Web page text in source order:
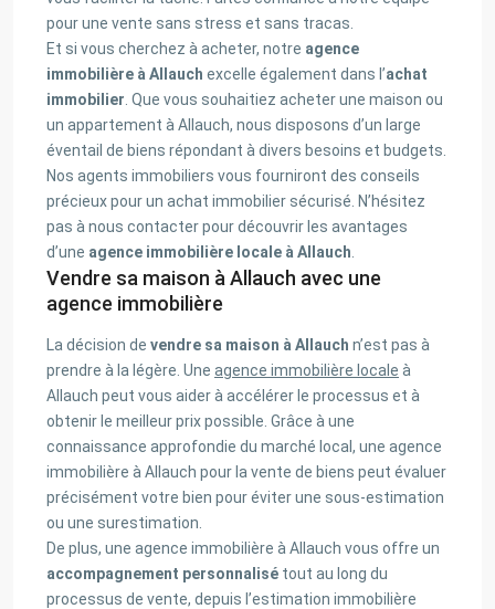
pour une vente sans stress et sans tracas.
Et si vous cherchez à acheter, notre agence
immobilière à Allauch excelle également dans l’achat
immobilier . Que vous souhaitiez acheter une maison ou
un appartement à Allauch, nous disposons d’un large
éventail de biens répondant à divers besoins et budgets.
Nos agents immobiliers vous fourniront des conseils
précieux pour un achat immobilier sécurisé. N’hésitez
pas à nous contacter pour découvrir les avantages
d’une agence immobilière locale à Allauch
Vendre sa maison à Allauch avec une
agence immobilière
La décision de vendre sa maison à Allauch n’est pas à
prendre à la légère. Une agence immobilière locale à
Allauch peut vous aider à accélérer le processus et à
obtenir le meilleur prix possible. Grâce à une
connaissance approfondie du marché local, une agence
immobilière à Allauch pour la vente de biens peut évaluer
précisément votre bien pour éviter une sous-estimation
ou une surestimation.
De plus, une agence immobilière à Allauch vous offre un
accompagnement personnalisé tout au long du
processus de vente, depuis l’estimation immobilière